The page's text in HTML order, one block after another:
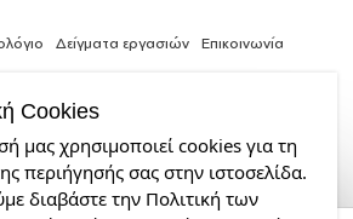
Δείγματα εργασιών Επικοινωνία
Expert
Web
Development
Cookies
μας χρησιμοποιεί cookies για τη
περιήγησής σας στην ιστοσελίδα.
διαβάστε την Πολιτική των